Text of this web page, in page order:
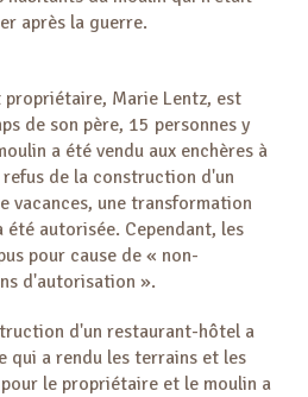
après la guerre.
Marie Lentz, est
de son père, 15 personnes y
a été vendu aux enchères à
de la construction d'un
vacances, une transformation
autorisée. Cependant, les
pour cause de « non-
d'autorisation ».
d'un restaurant-hôtel a
qui a rendu les terrains et les
le propriétaire et le moulin a